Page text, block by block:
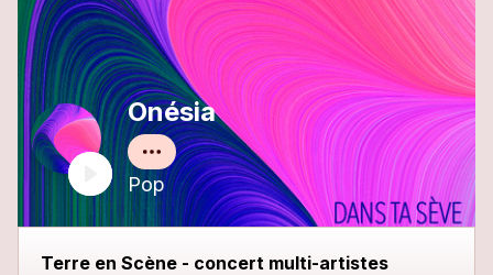
Onésia
Pop
Terre en Scène - concert multi-artistes